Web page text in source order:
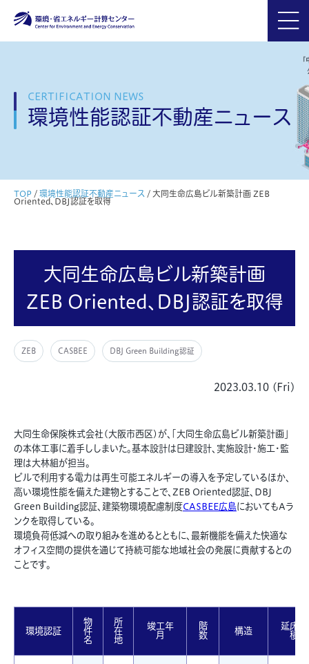
CERTIFICATION NEWS
環境性能認証不動産ニュース
TOP / 環境性能認証不動産ニュース / 大同生命広島ビル新築計画 ZEB
Oriented、DBJ認証を取得
大同生命広島ビル新築計画
ZEB Oriented、DBJ認証を取得
ZEB CASBEE DBJ Green Building認証
2023.03.10 (Fri)
大同生命保険株式会社(大阪市西区)が、「大同生命広島ビル新築計画」
の本体工事に着手ししまいた。基本設計は日建設計、実施設計・施工・監
理は大林組が担当。
ビルで利用する電力は再生可能エネルギーの導入を予定しているほか、
高い環境性能を備えた建物とすることで、ZEB Oriented認証、 DBJ
Green Building認証、 建築物環境配慮制度CASBEE広島においてもAラ
ンクを取得している。
環境負荷低減への取り組みを進めるとともに、最新機能を備えた快適な
オフィス空間の提供を通じて持続可能な地域社会の発展に貢献するとの
ことです。
環境認証
物
件
名
所
在
地
竣工年
月
階
数 構造 延床面
積